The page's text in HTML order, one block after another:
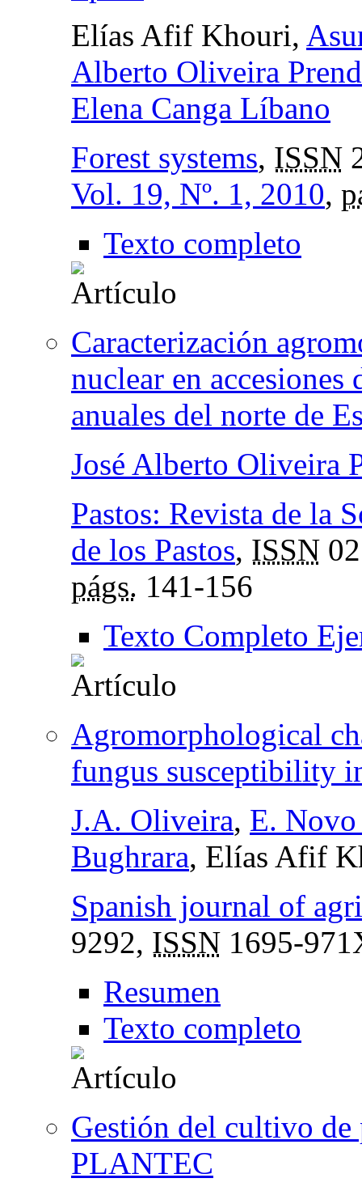
Elías Afif Khouri,
Alberto Oliveira
Elena Canga Líbano
Forest systems, ISSN
Vol. 19, Nº. 1, 2010,
Texto completo
Caracterización
nuclear en accesiones
anuales del norte de
José Alberto Oliveira
Pastos: Revista de la
de los Pastos, ISSN
págs. 141-156
Texto Completo
Agromorphological
fungus susceptibility
J.A. Oliveira, E.
Bughrara, Elías Afif
Spanish journal of
9292, ISSN 1695-
Resumen
Texto completo
Gestión del cultivo de
PLANTEC